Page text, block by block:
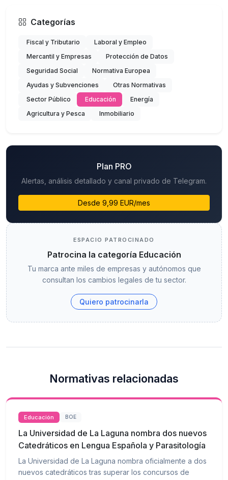
Categorías
Fiscal y Tributario
Laboral y Empleo
Mercantil y Empresas
Protección de Datos
Seguridad Social
Normativa Europea
Ayudas y Subvenciones
Otras Normativas
Sector Público
Educación
Energía
Agricultura y Pesca
Inmobiliario
Plan PRO
Alertas, análisis detallado y canal privado de Telegram.
Desde 9,99 EUR/mes
ESPACIO PATROCINADO
Patrocina la categoría Educación
Tu marca ante miles de empresas y autónomos que
consultan los cambios legales de tu sector.
Quiero patrocinarla
Normativas relacionadas
Educación BOE
La Universidad de La Laguna nombra dos nuevos
Catedráticos en Lengua Española y Parasitología
La Universidad de La Laguna nombra oficialmente a dos
nuevos catedráticos tras superar los concursos de